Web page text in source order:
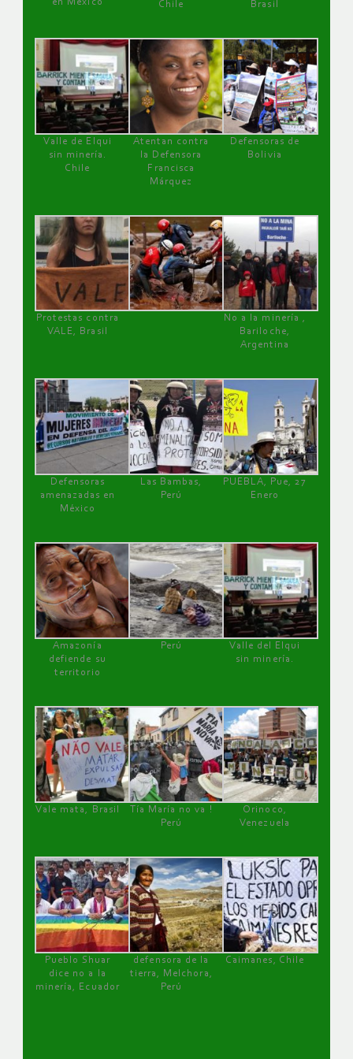
Chile
Brasil
Valle de Elqui
sin minería.
Chile
Atentan contra
la Defensora
Francisca
Márquez
Defensoras de
Bolivia
Protestas contra
VALE, Brasil
No a la minería ,
Bariloche,
Argentina
Defensoras
amenazadas en
México
Las Bambas,
Perú
PUEBLA, Pue, 27
Enero
Amazonía
defiende su
territorio
Perú
Valle del Elqui
sin minería.
Vale mata, Brasil
Tía María no va !
Perú
Orinoco,
Venezuela
Pueblo Shuar
dice no a la
minería, Ecuador
defensora de la
tierra, Melchora,
Perú
Caimanes, Chile